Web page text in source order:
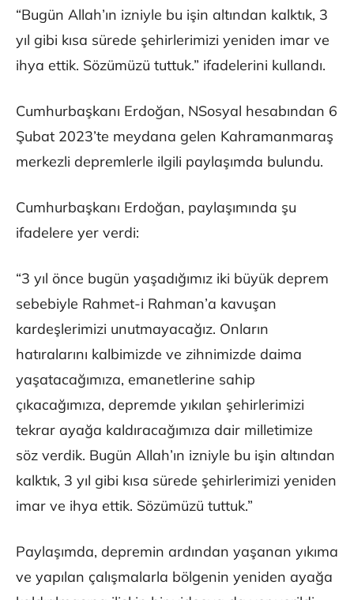
“Bugün Allah’ın izniyle bu işin altından kalktık, 3
yıl gibi kısa sürede şehirlerimizi yeniden imar ve
ihya ettik. Sözümüzü tuttuk.” ifadelerini kullandı.
Cumhurbaşkanı Erdoğan, NSosyal hesabından 6
Şubat 2023’te meydana gelen Kahramanmaraş
merkezli depremlerle ilgili paylaşımda bulundu.
Cumhurbaşkanı Erdoğan, paylaşımında şu
ifadelere yer verdi:
“3 yıl önce bugün yaşadığımız iki büyük deprem
sebebiyle Rahmet-i Rahman’a kavuşan
kardeşlerimizi unutmayacağız. Onların
hatıralarını kalbimizde ve zihnimizde daima
yaşatacağımıza, emanetlerine sahip
çıkacağımıza, depremde yıkılan şehirlerimizi
tekrar ayağa kaldıracağımıza dair milletimize
söz verdik. Bugün Allah’ın izniyle bu işin altından
kalktık, 3 yıl gibi kısa sürede şehirlerimizi yeniden
imar ve ihya ettik. Sözümüzü tuttuk.”
Paylaşımda, depremin ardından yaşanan yıkıma
ve yapılan çalışmalarla bölgenin yeniden ayağa